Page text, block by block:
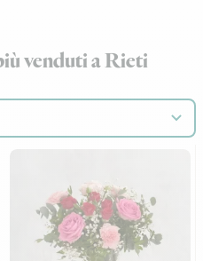
venduti a Rieti